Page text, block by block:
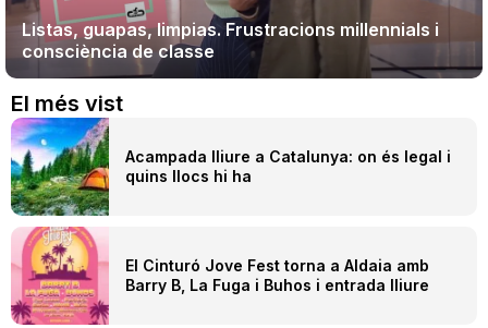
Listas, guapas, limpias. Frustracions millennials i
consciència de classe
El més vist
Acampada lliure a Catalunya: on és legal i
quins llocs hi ha
El Cinturó Jove Fest torna a Aldaia amb
Barry B, La Fuga i Buhos i entrada lliure